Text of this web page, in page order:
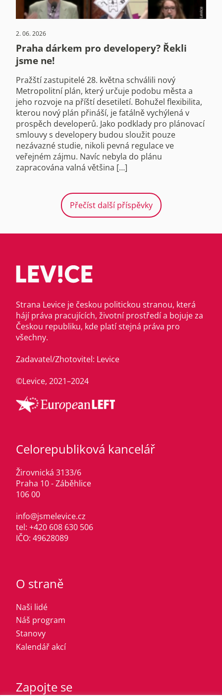
2. 06. 2026
Praha dárkem pro developery? Řekli
jsme ne!
Pražští zastupitelé 28. května schválili nový
Metropolitní plán, který určuje podobu města a
jeho rozvoje na příští desetiletí. Bohužel flexibilita,
kterou nový plán přináší, je fatálně vychýlená v
prospěch developerů. Jako podklady pro plánovací
smlouvy s developery budou sloužit pouze
nezávazné studie, nikoli pevná regulace ve
veřejném zájmu. Navíc nebyla do plánu
zapracována valná většina […]
Přečíst další příspěvky
Strana Levice je českou politickou stranou, která
hájí práva pracujících, životní prostředí a bojuje za
Českou republiku, kde platí stejná práva pro
všechny.
Zadavatel/Zhotovitel: Levice
©Levice, 2021–2024
Celorepubliková kancelář
Žirovnická 3133/6
Praha 10 - Záběhlice
106 00
info@jsmelevice.cz
tel: +420 608 630 506
IČO: 49628089
O straně
Naši lidé
Náš program
Stanovy
Kalendář akcí
Zapojte se